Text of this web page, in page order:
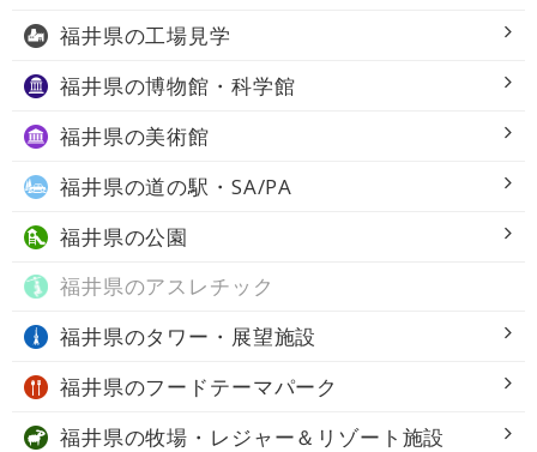
福井県の工場見学
福井県の博物館・科学館
福井県の美術館
福井県の道の駅・SA/PA
福井県の公園
福井県のアスレチック
福井県のタワー・展望施設
福井県のフードテーマパーク
福井県の牧場・レジャー＆リゾート施設